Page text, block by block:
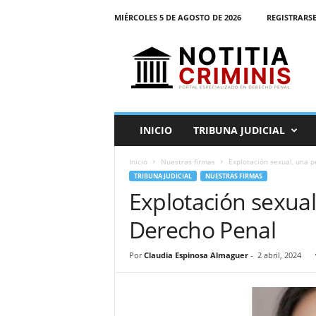
MIÉRCOLES 5 DE AGOSTO DE 2026
l
INICIO TRIBUNA JUDICIAL
Inicio Nuestras firmas Explotación sexual, una
TRIBUNA JUDICIAL NUESTRAS FIRMAS
Explotación
Derecho Penal
Por Claudia Espinosa Almaguer- 2 abril, 2024